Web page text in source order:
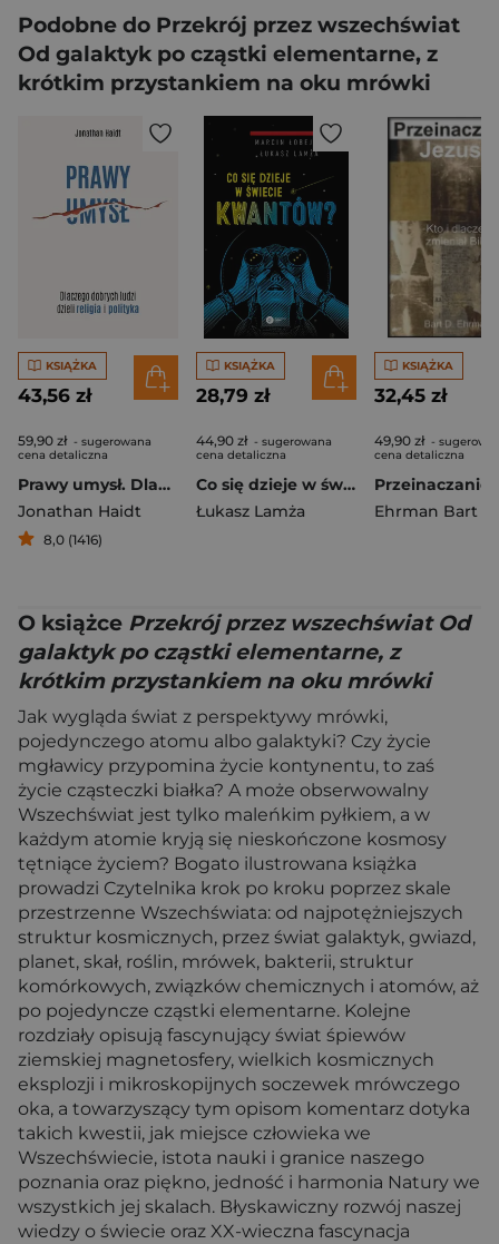
Podobne do Przekrój przez wszechświat
Od galaktyk po cząstki elementarne, z
krótkim przystankiem na oku mrówki
KSIĄŻKA
43,56 zł
59,90 zł - sugerowana
cena detaliczna
Prawy umysł. Dlaczego dobrych ludzi dzieli religia i polityka
Jonathan Haidt
8,0 (1416)
KSIĄŻKA
28,79 zł
44,90 zł - sugerowana
cena detaliczna
Co się dzieje w świecie kwantów?
Łukasz Lamża
KSIĄŻKA
32,45 zł
49,90 zł -
cena detaliczna
Ehrman Bart D.
O książce Przekrój przez wszechświat Od
galaktyk po cząstki elementarne, z
krótkim przystankiem na oku mrówki
Jak wygląda świat z perspektywy mrówki,
pojedynczego atomu albo galaktyki? Czy życie
mgławicy przypomina życie kontynentu, to zaś
życie cząsteczki białka? A może obserwowalny
Wszechświat jest tylko maleńkim pyłkiem, a w
każdym atomie kryją się nieskończone kosmosy
tętniące życiem? Bogato ilustrowana książka
prowadzi Czytelnika krok po kroku poprzez skale
przestrzenne Wszechświata: od najpotężniejszych
struktur kosmicznych, przez świat galaktyk, gwiazd,
planet, skał, roślin, mrówek, bakterii, struktur
komórkowych, związków chemicznych i atomów, aż
po pojedyncze cząstki elementarne. Kolejne
rozdziały opisują fascynujący świat śpiewów
ziemskiej magnetosfery, wielkich kosmicznych
eksplozji i mikroskopijnych soczewek mrówczego
oka, a towarzyszący tym opisom komentarz dotyka
takich kwestii, jak miejsce człowieka we
Wszechświecie, istota nauki i granice naszego
poznania oraz piękno, jedność i harmonia Natury we
wszystkich jej skalach. Błyskawiczny rozwój naszej
wiedzy o świecie oraz XX-wieczna fascynacja